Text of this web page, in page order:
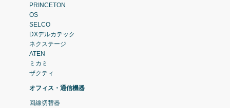
PRINCETON
OS
SELCO
DXデルカテック
ネクステージ
ATEN
ミカミ
ザクティ
オフィス・通信機器
回線切替器